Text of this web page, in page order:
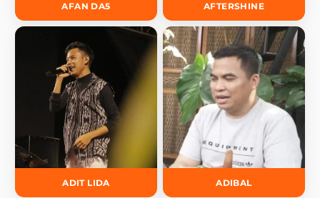
AFAN DA5 AFTERSHINE
ADIT LIDA ADIBAL